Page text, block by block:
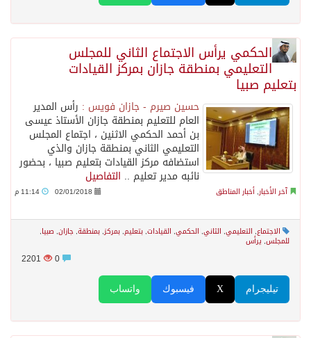
الحكمي يرأس الاجتماع الثاني للمجلس
التعليمي بمنطقة جازان بمركز القيادات
بتعليم صبيا
حسين صيرم - جازان فويس : رأس المدير
العام للتعليم بمنطقة جازان الأستاذ عيسى
بن أحمد الحكمي الاثنين ، اجتماع المجلس
التعليمي الثاني بمنطقة جازان والذي
استضافه مركز القيادات بتعليم صبيا ، بحضور
نائبه مدير تعليم .. التفاصيل
آخر الأخبار, أخبار المناطق 02/01/2018
الاجتماع, التعليمي, الثاني, الحكمي, القيادات, بتعليم, بمركز, بمنطقة, جازان, صبيا,
للمجلس, يرأس
2201
واتساب فيسبوك X تيليجرام